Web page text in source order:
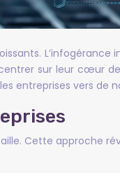
sur leur cœur
entreprises vers de
Cette approche